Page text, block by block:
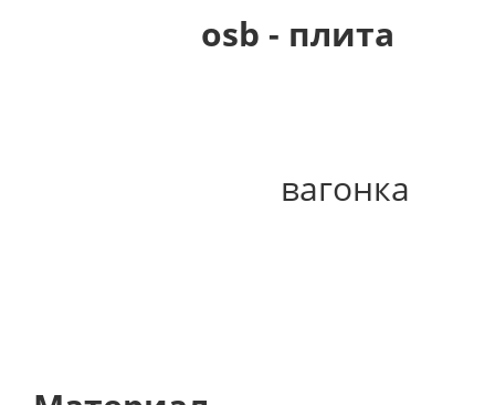
osb - плита
вагонка